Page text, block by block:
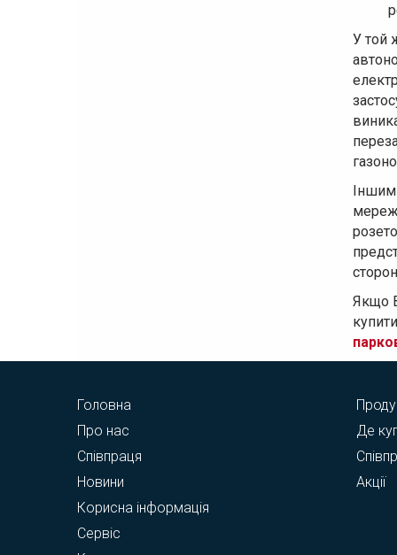
У той
Іншим
мереж
Якщо
Головна
Про нас
Співпраця
Новини
Корисна інформація
Сервіс
Де
Акції